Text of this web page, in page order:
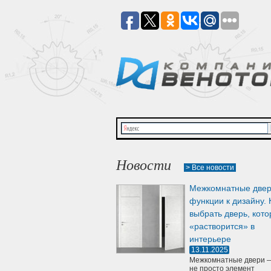
Новости > Все новости
Межкомнатные
функции к дизайну.
выбрать дверь,
«растворится» в
интерьере
13.11.2025
Межкомнатные двери
не просто элемент